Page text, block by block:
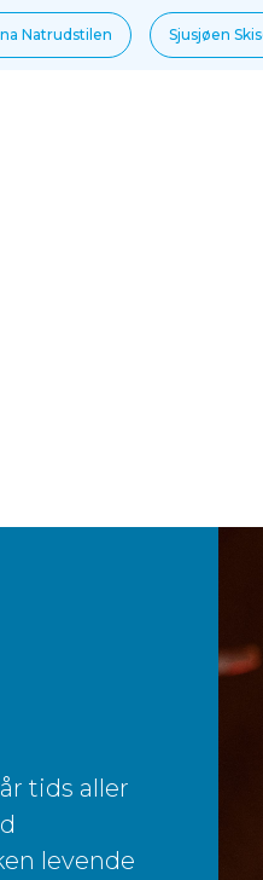
Natrudstilen Sjusjøen
tids aller
levende